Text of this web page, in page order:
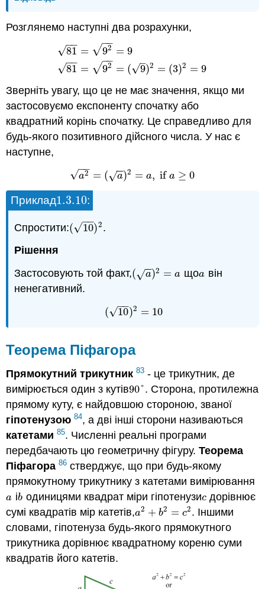
Розглянемо наступні два розрахунки,
81
−−
√ = 92
−−
√ = 9
81
−−
√ = 92
−−
√ = ( 9
–
√ )2 = (3)2 = 9
81 9 81=
Зверніть увагу, що це не має значення, якщо ми
застосовуємо експоненту спочатку або
квадратний корінь спочатку. Це справедливо для
будь-якого позитивного дійсного числа. У нас є
наступне,
a2
−−
√ = ( a
−
−
√ )2 = a, ifa ≥ 0
a2= a) 2=a,if a≥ 0
Приклад1.3.10
1.3.10:
Спростити:( 10
−−
√ )2
(10)2
.
Рішення
Застосовують той факт,( a
−
−
√ )2 = a
(a)2=a щоa
a він
ненегативний.
( 10
−−
√ )2 = 10
(10)2=10
Теорема Піфагора
Прямокутний трикутник 83 - це трикутник, де
вимірюється один з кутів90°
90°. Сторона, протилежна
прямому куту, є найдовшою стороною, званої
гіпотенузою 84, а дві інші сторони називаються
катетами 85. Численні реальні програми
передбачають цю геометричну фігуру.Теорема
Піфагора 86 стверджує, що при будь-якому
прямокутному трикутнику з катетами вимірювання
a
a іb
b одиницями квадрат міри гіпотенузиc
c дорівнює
сумі квадратів мір катетів,a2 + b2 = c2
a2 +b2=c2
. Іншими
словами, гіпотенуза будь-якого прямокутного
трикутника дорівнює квадратному кореню суми
квадратів його катетів.